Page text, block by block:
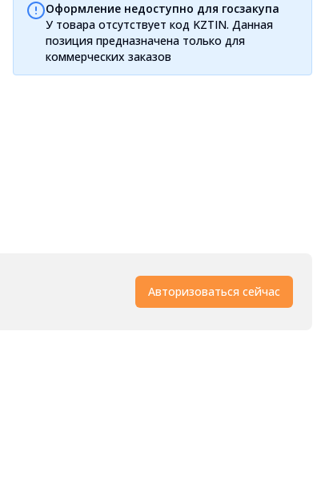
Оформление недоступно для госзакупа
У товара отсутствует код KZTIN. Данная
позиция предназначена только для
коммерческих заказов
Авторизоваться сейчас